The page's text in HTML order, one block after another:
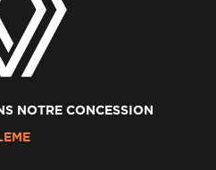
NOTRE CONCESSION